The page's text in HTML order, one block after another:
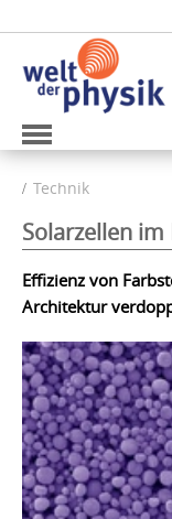
Technik
Solarzellen
Effizienz von
Architektur